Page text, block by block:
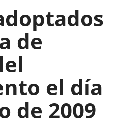
externa.
de
el día
de 2009